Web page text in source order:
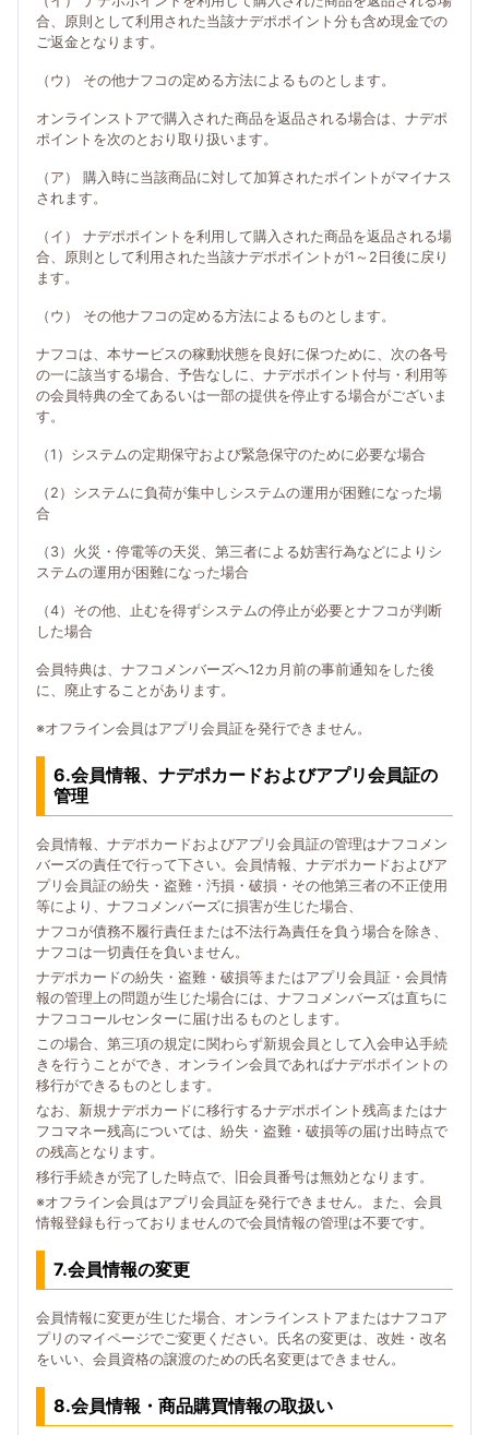
合、原則として利用された当該ナデポポイント分も含め現金での
ご返金となります。
（ウ） その他ナフコの定める方法によるものとします。
オンラインストアで購入された商品を返品される場合は、ナデポ
ポイントを次のとおり取り扱います。
（ア） 購入時に当該商品に対して加算されたポイントがマイナス
されます。
（イ） ナデポポイントを利用して購入された商品を返品される場
合、原則として利用された当該ナデポポイントが1～2日後に戻り
ます。
（ウ） その他ナフコの定める方法によるものとします。
ナフコは、本サービスの稼動状態を良好に保つために、次の各号
の一に該当する場合、予告なしに、ナデポポイント付与・利用等
の会員特典の全てあるいは一部の提供を停止する場合がございま
す。
（1）システムの定期保守および緊急保守のために必要な場合
（2）システムに負荷が集中しシステムの運用が困難になった場
合
（3）火災・停電等の天災、第三者による妨害行為などによりシ
ステムの運用が困難になった場合
（4）その他、止むを得ずシステムの停止が必要とナフコが判断
した場合
会員特典は、ナフコメンバーズへ12カ月前の事前通知をした後
に、廃止することがあります。
※オフライン会員はアプリ会員証を発行できません。
6.会員情報、ナデポカードおよびアプリ会員証の
管理
会員情報、ナデポカードおよびアプリ会員証の管理はナフコメン
バーズの責任で行って下さい。会員情報、ナデポカードおよびア
プリ会員証の紛失・盗難・汚損・破損・その他第三者の不正使用
等により、ナフコメンバーズに損害が生じた場合、
ナフコが債務不履行責任または不法行為責任を負う場合を除き、
ナフコは一切責任を負いません。
ナデポカードの紛失・盗難・破損等またはアプリ会員証・会員情
報の管理上の問題が生じた場合には、ナフコメンバーズは直ちに
ナフココールセンターに届け出るものとします。
この場合、第三項の規定に関わらず新規会員として入会申込手続
きを行うことができ、オンライン会員であればナデポポイントの
移行ができるものとします。
なお、新規ナデポカードに移行するナデポポイント残高またはナ
フコマネー残高については、紛失・盗難・破損等の届け出時点で
の残高となります。
移行手続きが完了した時点で、旧会員番号は無効となります。
※オフライン会員はアプリ会員証を発行できません。また、会員
情報登録も行っておりませんので会員情報の管理は不要です。
7.会員情報の変更
会員情報に変更が生じた場合、オンラインストアまたはナフコア
プリのマイページでご変更ください。氏名の変更は、改姓・改名
をいい、会員資格の譲渡のための氏名変更はできません。
8.会員情報・商品購買情報の取扱い